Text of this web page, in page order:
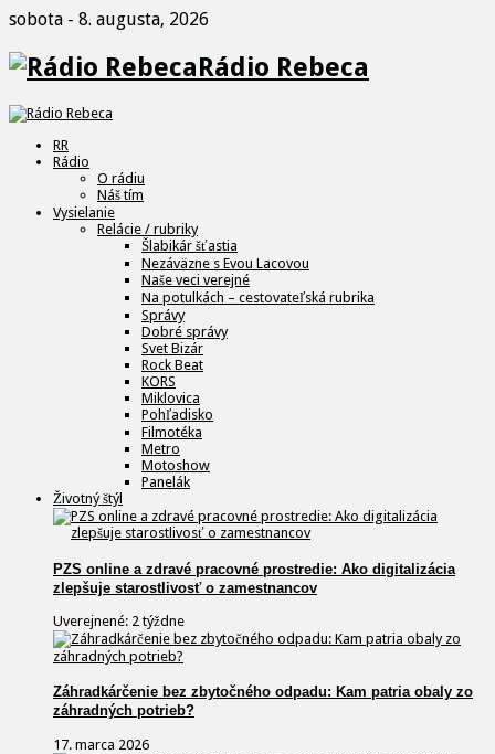
sobota - 8. augusta, 2026
Rádio Rebeca
RR
Rádio
O rádiu
Náš tím
Vysielanie
Relácie / rubriky
Šlabikár šťastia
Nezáväzne s Evou Lacovou
Naše veci verejné
Na potulkách – cestovateľská rubrika
Správy
Dobré správy
Svet Bizár
Rock Beat
KORS
Miklovica
Pohľadisko
Filmotéka
Metro
Motoshow
Panelák
Životný štýl
PZS online a zdravé pracovné prostredie: Ako digitalizácia
zlepšuje starostlivosť o zamestnancov
Uverejnené: 2 týždne
Záhradkárčenie bez zbytočného odpadu: Kam patria obaly zo
záhradných potrieb?
17. marca 2026